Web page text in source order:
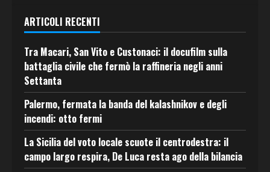
ARTICOLI RECENTI
Tra Macari, San Vito e Custonaci: il docufilm sulla
battaglia civile che fermò la raffineria negli anni
Settanta
Palermo, fermata la banda del kalashnikov e degli
incendi: otto fermi
La Sicilia del voto locale scuote il centrodestra: il
campo largo respira, De Luca resta ago della bilancia